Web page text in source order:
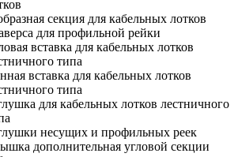
секция для кабельных лотков
для профильной рейки
вставка для кабельных лотков
типа
вставка для кабельных лотков
типа
для кабельных лотков лестничного
несущих и профильных реек
дополнительная угловой секции